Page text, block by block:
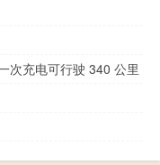
次充电可行驶 340 公里